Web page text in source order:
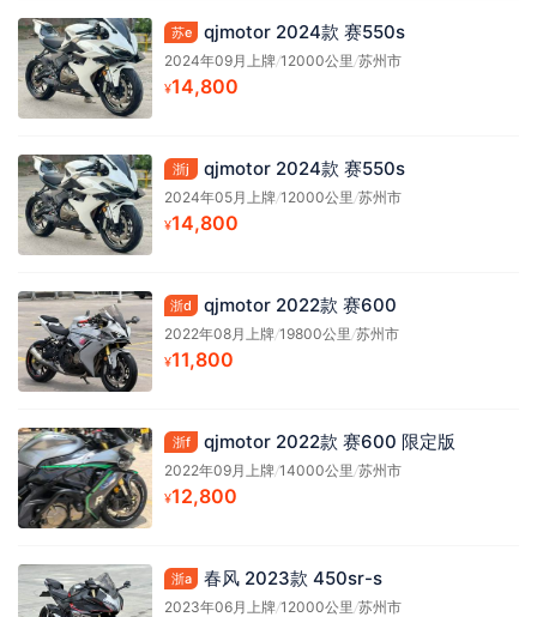
苏e qjmotor 2024款 赛550s
2024年09月上牌/12000公里 /苏州市
¥14,800
浙j qjmotor 2024款 赛550s
2024年05月上牌/12000公里 /苏州市
¥14,800
浙d qjmotor 2022款 赛600
2022年08月上牌/19800公里 /苏州市
¥11,800
浙f qjmotor 2022款 赛600 限定版
2022年09月上牌/14000公里 /苏州市
¥12,800
浙a 春风 2023款 450sr-s
2023年06月上牌/12000公里 /苏州市